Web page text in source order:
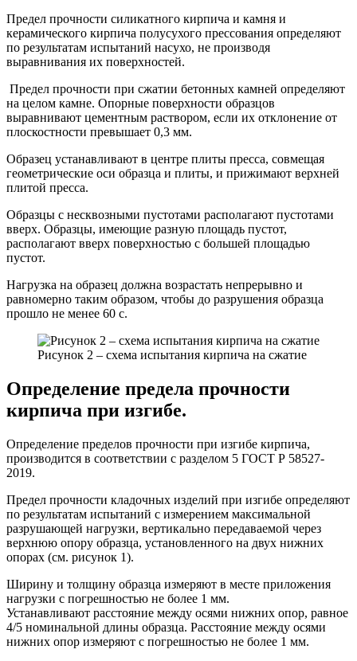
Предел прочности силикатного кирпича и камня и
керамического кирпича полусухого прессования определяют
по результатам испытаний насухо, не производя
выравнивания их поверхностей.
Предел прочности при сжатии бетонных камней определяют
на целом камне. Опорные поверхности образцов
выравнивают цементным раствором, если их отклонение от
плоскостности превышает 0,3 мм.
Образец устанавливают в центре плиты пресса, совмещая
геометрические оси образца и плиты, и прижимают верхней
плитой пресса.
Образцы с несквозными пустотами располагают пустотами
вверх. Образцы, имеющие разную площадь пустот,
располагают вверх поверхностью с большей площадью
пустот.
Нагрузка на образец должна возрастать непрерывно и
равномерно таким образом, чтобы до разрушения образца
прошло не менее 60 с.
Рисунок 2 – схема испытания кирпича на сжатие
Определение предела прочности
кирпича при изгибе.
Определение пределов прочности при изгибе кирпича,
производится в соответствии с разделом 5 ГОСТ Р 58527-
2019.
Предел прочности кладочных изделий при изгибе определяют
по результатам испытаний с измерением максимальной
разрушающей нагрузки, вертикально передаваемой через
верхнюю опору образца, установленного на двух нижних
опорах (см. рисунок 1).
Ширину и толщину образца измеряют в месте приложения
нагрузки с погрешностью не более 1 мм.
Устанавливают расстояние между осями нижних опор, равное
4/5 номинальной длины образца. Расстояние между осями
нижних опор измеряют с погрешностью не более 1 мм.